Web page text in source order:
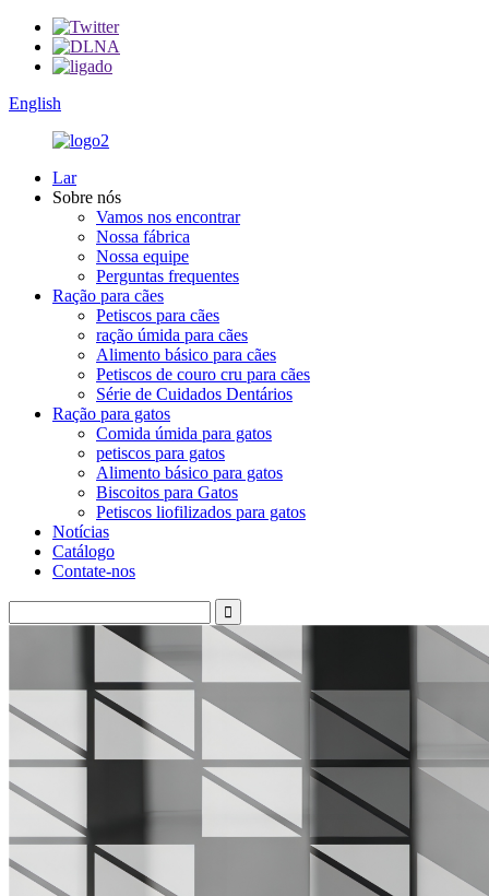
English
Lar
Sobre nós
Vamos nos encontrar
Nossa fábrica
Nossa equipe
Perguntas frequentes
Ração para cães
Petiscos para cães
ração úmida para cães
Alimento básico para cães
Petiscos de couro cru para cães
Série de Cuidados Dentários
Ração para gatos
Comida úmida para gatos
petiscos para gatos
Alimento básico para gatos
Biscoitos para Gatos
Petiscos liofilizados para gatos
Notícias
Catálogo
Contate-nos